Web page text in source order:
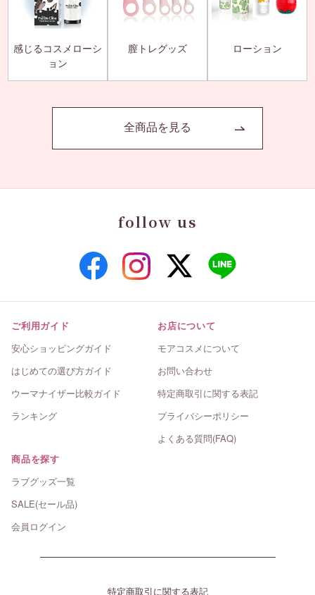
感じるコスメローシ
ョン
膣トレグッズ ローション
全商品を見る
follow us
ご利用ガイド
安心ショッピングガイド
はじめての選び方ガイド
ウーマナイザー比較ガイド
ランキング
お店について
モアコスメについて
お問い合わせ
特定商取引に関する表記
プライバシーポリシー
よくある質問(FAQ)
商品を探す
ラブグッズ一覧
SALE(セール品)
会員ログイン
特定商取引に関する表記